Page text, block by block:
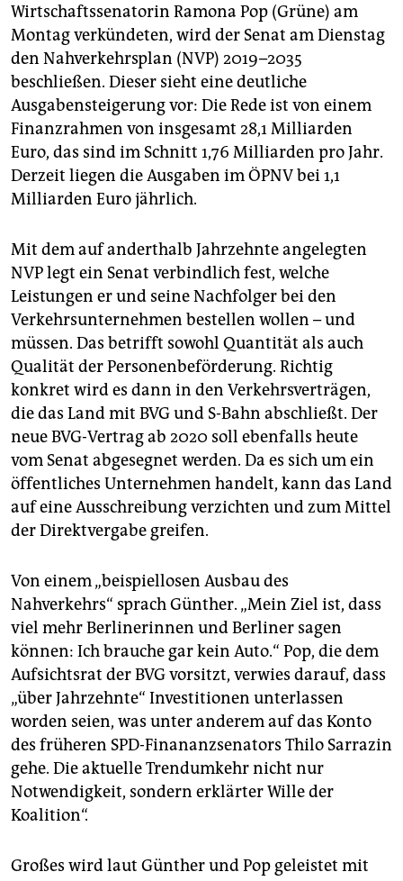
epaper login
Wirtschaftssenatorin Ramona Pop (Grüne) am
Montag verkündeten, wird der Senat am Dienstag
den Nahverkehrsplan (NVP) 2019–2035
beschließen. Dieser sieht eine deutliche
Ausgabensteigerung vor: Die Rede ist von einem
Finanzrahmen von insgesamt 28,1 Milliarden
Euro, das sind im Schnitt 1,76 Milliarden pro Jahr.
Derzeit liegen die Ausgaben im ÖPNV bei 1,1
Milliarden Euro jährlich.
Mit dem auf anderthalb Jahrzehnte angelegten
NVP legt ein Senat verbindlich fest, welche
Leistungen er und seine Nachfolger bei den
Verkehrsunternehmen bestellen wollen – und
müssen. Das betrifft sowohl Quantität als auch
Qualität der Personenbeförderung. Richtig
konkret wird es dann in den Verkehrsverträgen,
die das Land mit BVG und S-Bahn abschließt. Der
neue BVG-Vertrag ab 2020 soll ebenfalls heute
vom Senat abgesegnet werden. Da es sich um ein
öffentliches Unternehmen handelt, kann das Land
auf eine Ausschreibung verzichten und zum Mittel
der Direktvergabe greifen.
Von einem „beispiellosen Ausbau des
Nahverkehrs“ sprach Günther. „Mein Ziel ist, dass
viel mehr Berlinerinnen und Berliner sagen
können: Ich brauche gar kein Auto.“ Pop, die dem
Aufsichtsrat der BVG vorsitzt, verwies darauf, dass
„über Jahrzehnte“ Investitionen unterlassen
worden seien, was unter anderem auf das Konto
des früheren SPD-Finananzsenators Thilo Sarrazin
gehe. Die aktuelle Trendumkehr nicht nur
Notwendigkeit, sondern erklärter Wille der
Koalition“.
Großes wird laut Günther und Pop geleistet mit